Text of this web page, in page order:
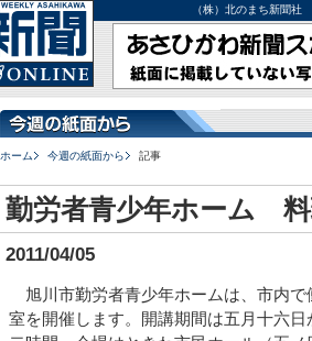
（株）北のまち新聞
ホーム 今週の紙面から 記事
勤労者青少年ホーム
2011/04/05
旭川市勤労者青少年ホームは、市内で
室を開催します。開講期間は五月十六